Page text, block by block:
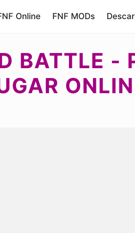
Online FNF MODs
BATTLE -